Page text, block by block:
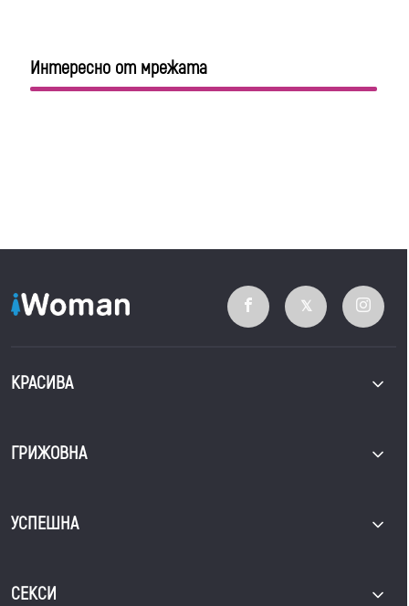
Интересно от мрежата
КРАСИВА
ГРИЖОВНА
УСПЕШНА
СЕКСИ